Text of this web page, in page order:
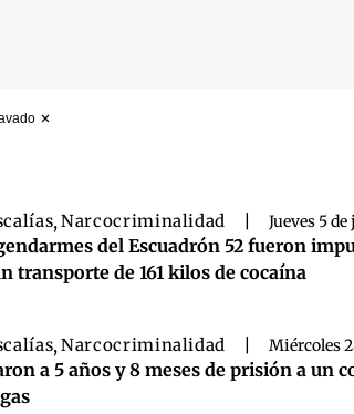
,Narcocriminalidad Jueves 5
del Escuadrón 52 fueron
transporte de 161 kilos de cocaína
,Narcocriminalidad Miércoles
a 5 años y 8 meses de prisión a un